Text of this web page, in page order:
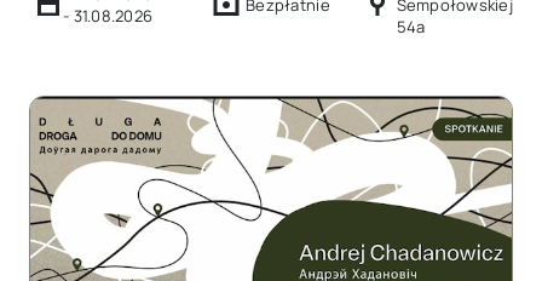
- 31.08.2026 Bezpłatnie
Sempołowskiej
54a